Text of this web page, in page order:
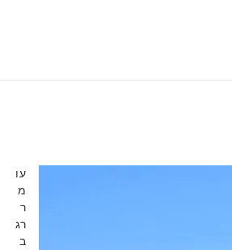
עו
מ
ר
רג
ב